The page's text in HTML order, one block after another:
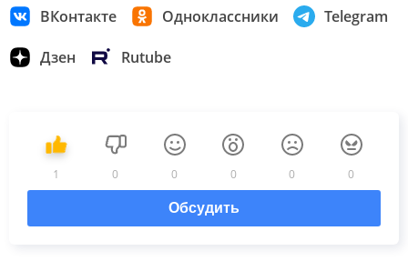
ВКонтакте Одноклассники Telegram
Дзен Rutube
1 0 0 0 0 0
Обсудить